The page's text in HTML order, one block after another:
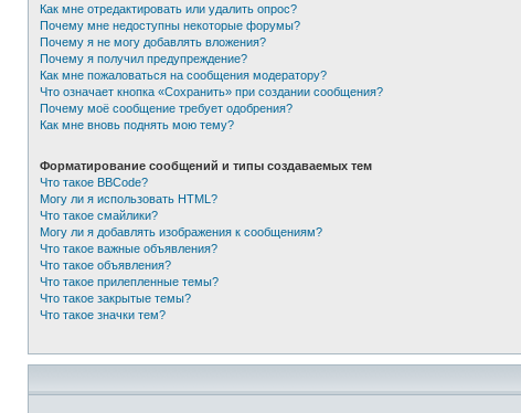
Как мне отредактировать или удалить опрос?
Почему мне недоступны некоторые форумы?
Почему я не могу добавлять вложения?
Почему я получил предупреждение?
Как мне пожаловаться на сообщения модератору?
Что означает кнопка «Сохранить» при создании сообщения?
Почему моё сообщение требует одобрения?
Как мне вновь поднять мою тему?
Форматирование сообщений и типы создаваемых тем
Что такое BBCode?
Могу ли я использовать HTML?
Что такое смайлики?
Могу ли я добавлять изображения к сообщениям?
Что такое важные объявления?
Что такое объявления?
Что такое прилепленные темы?
Что такое закрытые темы?
Что такое значки тем?